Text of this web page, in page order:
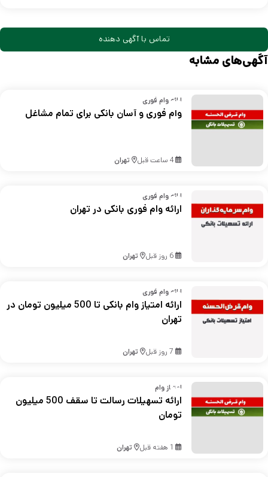
تماس با آگهی دهنده
آگهی‌های مشابه
ارائه وام فوری
وام فوری و آسان بانکی برای تمام مشاغل
4 ساعت قبل تهران
ارائه وام فوری
ارائه وام فوری بانکی در تهران
6 روز قبل تهران
ارائه وام فوری
ارائه امتیاز وام بانکی تا 500 میلیون تومان در
تهران
7 روز قبل تهران
امتیاز وام
ارائه تسهیلات رسالت تا سقف 500 میلیون
تومان
1 هفته قبل تهران